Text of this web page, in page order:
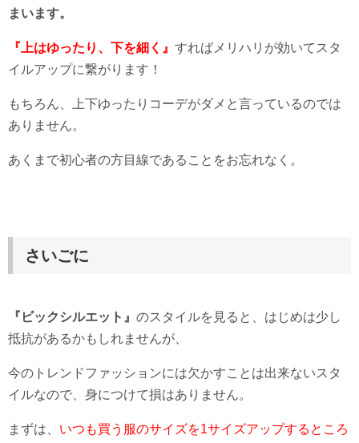
まいます。
『上はゆったり、下を細く』 すればメリハリが効いてスタ
イルアップに繋がります！
もちろん、上下ゆったりコーデがダメと言っているのでは
ありません。
あくまで初心者の方目線であることをお忘れなく。
さいごに
『ビックシルエット』 のスタイルを見ると、はじめは少し
抵抗があるかもしれませんが、
今のトレンドファッションには欠かすことは出来ないスタ
イルなので、身につけて損はありません。
まずは、 いつも買う服のサイズを1サイズアップするところ